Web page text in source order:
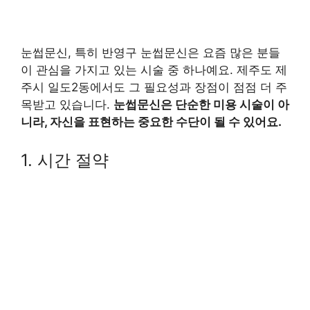
눈썹문신, 특히 반영구 눈썹문신은 요즘 많은 분들
이 관심을 가지고 있는 시술 중 하나예요. 제주도 제
주시 일도2동에서도 그 필요성과 장점이 점점 더 주
목받고 있습니다. 눈썹문신은 단순한 미용 시술이 아
니라, 자신을 표현하는 중요한 수단이 될 수 있어요.
1. 시간 절약